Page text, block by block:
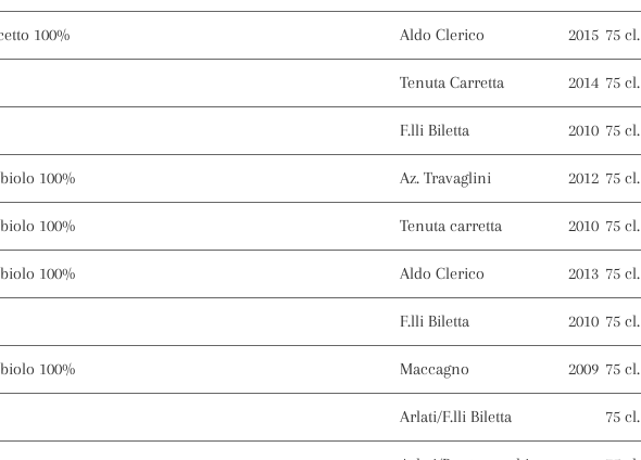
100% Aldo Clerico 2015 75 cl.
Tenuta Carretta 2014 75 cl.
F.lli Biletta 2010 75 cl.
100% Az. Travaglini 2012 75 cl.
100% Tenuta carretta 2010 75 cl.
100% Aldo Clerico 2013 75 cl.
F.lli Biletta 2010 75 cl.
100% Maccagno 2009 75 cl.
Arlati/F.lli Biletta 75 cl.